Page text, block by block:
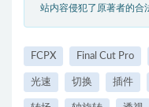
站内容侵犯了原著者的合
FCPX Final Cut Pro
光速 切换 插件